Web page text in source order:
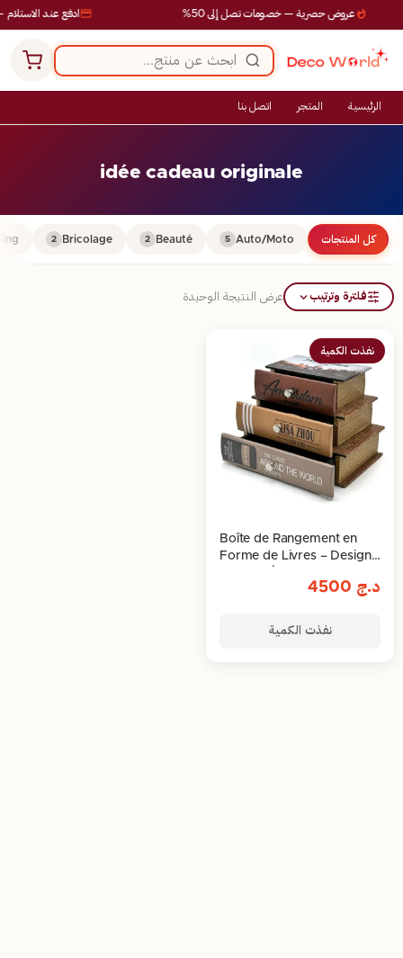
ادفع عند الاستلام عروض حصرية — خصومات تصل إلى 50%
الرئيسية المتجر اتصل بنا
idée cadeau originale
كل المنتجات Auto/Moto
5
Beauté
2
Bricolage
2
فلترة وترتيب عرض النتيجة الوحيدة
نفذت الكمية
Boîte de Rangement en
Forme de Livres – Design
د.ج
نفذت الكمية